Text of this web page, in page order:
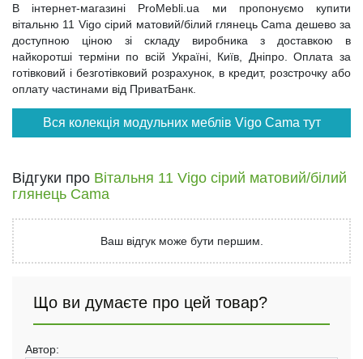
В інтернет-магазині ProMebli.ua ми пропонуємо купити
вітальню 11 Vigo сірий матовий/білий глянець Cama дешево за
доступною ціною зі складу виробника з доставкою в
найкоротші терміни по всій Україні, Київ, Дніпро. Оплата за
готівковий і безготівковий розрахунок, в кредит, розстрочку або
оплату частинами від ПриватБанк.
Вся колекція модульних меблів Vigo Cama тут
Відгуки про Вітальня 11 Vigo сірий матовий/білий
глянець Cama
Ваш відгук може бути першим.
Що ви думаєте про цей товар?
Автор: